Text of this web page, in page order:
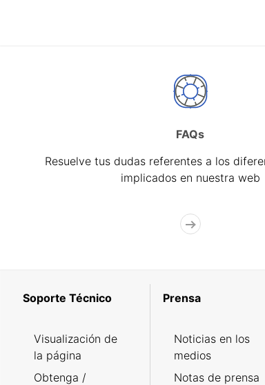
FAQs
Resuelve tus dudas referentes a los
implicados en nuestra web
Soporte Técnico
Visualización de
la página
Obtenga /
Prensa
Noticias en los
medios
Notas de prensa